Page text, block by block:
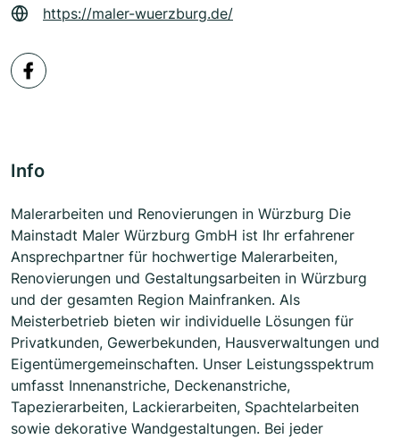
https://maler-wuerzburg.de/
Info
Malerarbeiten und Renovierungen in Würzburg Die
Mainstadt Maler Würzburg GmbH ist Ihr erfahrener
Ansprechpartner für hochwertige Malerarbeiten,
Renovierungen und Gestaltungsarbeiten in Würzburg
und der gesamten Region Mainfranken. Als
Meisterbetrieb bieten wir individuelle Lösungen für
Privatkunden, Gewerbekunden, Hausverwaltungen und
Eigentümergemeinschaften. Unser Leistungsspektrum
umfasst Innenanstriche, Deckenanstriche,
Tapezierarbeiten, Lackierarbeiten, Spachtelarbeiten
sowie dekorative Wandgestaltungen. Bei jeder